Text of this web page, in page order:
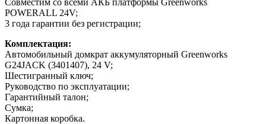
POWERALL 24V;
3 года гарантии без регистрации;
Комплектация:
Автомобильный домкрат аккумуляторный Greenworks
G24JACK (3401407), 24 V;
Шестигранный ключ;
Руководство по эксплуатации;
Гарантийный талон;
Сумка;
Картонная коробка.